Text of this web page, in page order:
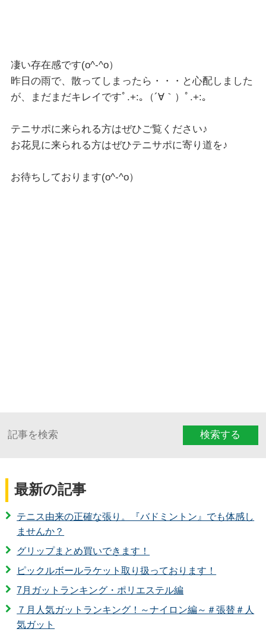
凄い存在感です(o^-^o）
昨日の雨で、散ってしまったら・・・と心配しました
が、まだまだキレイですﾟ.+:｡（´∀｀）ﾟ.+:｡
テニサポに来られる方はぜひご覧ください♪
お花見に来られる方はぜひテニサポに寄り道を♪
お待ちしております(o^-^o）
検索する
最新の記事
テニス由来の正確な張り。『バドミントン』でも体感し
ませんか？
グリップまとめ買いできます！
ピックルボールラケット取り扱っております！
7月ガットランキング・ポリエステル編
７月人気ガットランキング！～ナイロン編～＃張替＃人
気ガット